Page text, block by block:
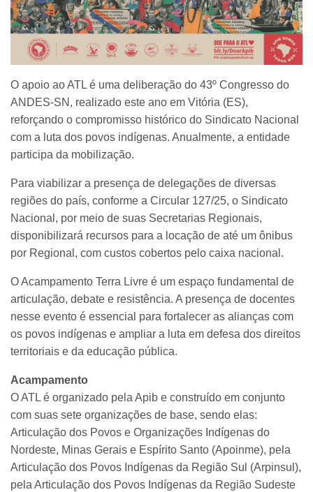
O apoio ao ATL é uma deliberação do 43º Congresso do
ANDES-SN, realizado este ano em Vitória (ES),
reforçando o compromisso histórico do Sindicato Nacional
com a luta dos povos indígenas. Anualmente, a entidade
participa da mobilização.
Para viabilizar a presença de delegações de diversas
regiões do país, conforme a Circular 127/25, o Sindicato
Nacional, por meio de suas Secretarias Regionais,
disponibilizará recursos para a locação de até um ônibus
por Regional, com custos cobertos pelo caixa nacional.
O Acampamento Terra Livre é um espaço fundamental de
articulação, debate e resistência. A presença de docentes
nesse evento é essencial para fortalecer as alianças com
os povos indígenas e ampliar a luta em defesa dos direitos
territoriais e da educação pública.
Acampamento
O ATL é organizado pela Apib e construído em conjunto
com suas sete organizações de base, sendo elas:
Articulação dos Povos e Organizações Indígenas do
Nordeste, Minas Gerais e Espírito Santo (Apoinme), pela
Articulação dos Povos Indígenas da Região Sul (Arpinsul),
pela Articulação dos Povos Indígenas da Região Sudeste